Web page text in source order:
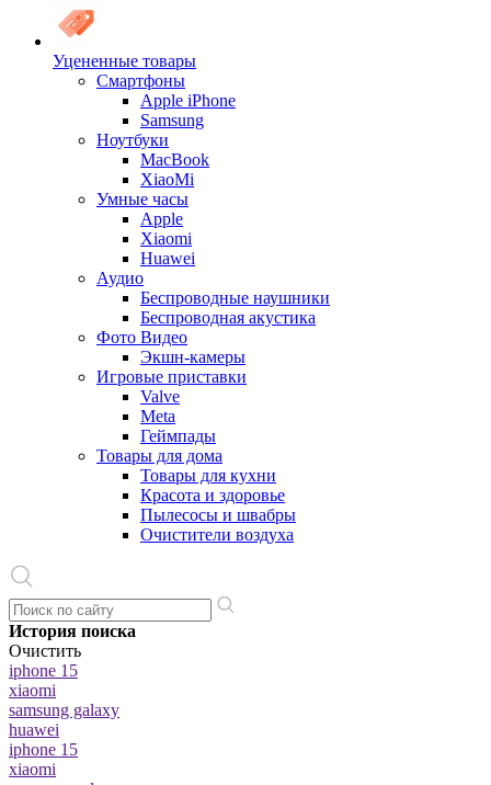
Уцененные товары
Cмартфоны
Apple iPhone
Samsung
Ноутбуки
MacBook
XiaoMi
Умные часы
Apple
Xiaomi
Huawei
Аудио
Беспроводные наушники
Беспроводная акустика
Фото Видео
Экшн-камеры
Игровые приставки
Valve
Meta
Геймпады
Товары для дома
Товары для кухни
Красота и здоровье
Пылесосы и швабры
Очистители воздуха
История поиска
Очистить
iphone 15
xiaomi
samsung galaxy
huawei
iphone 15
xiaomi